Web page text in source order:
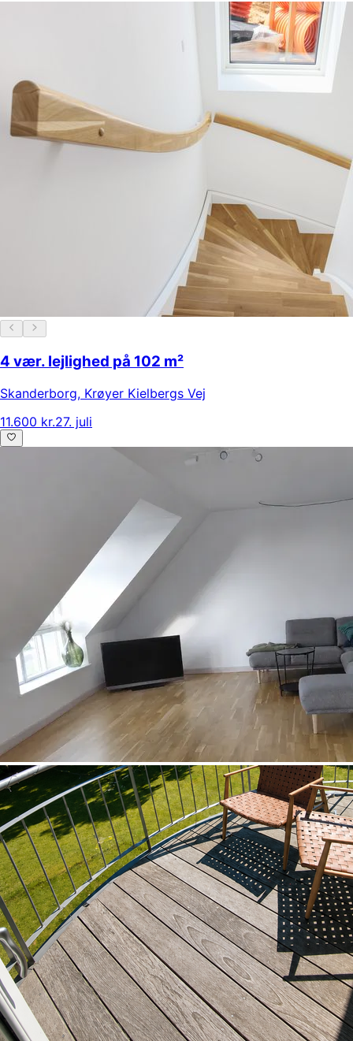
4 vær. lejlighed på 102 m²
Skanderborg, Krøyer Kielbergs Vej
11.600 kr.27. juli